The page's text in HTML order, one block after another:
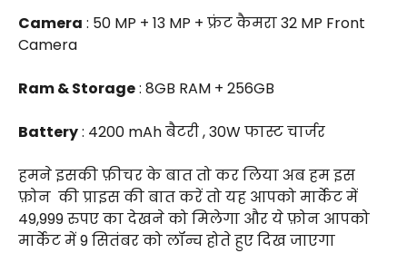
Camera : 50 MP + 13 MP + फ्रंट कैमरा 32 MP Front
Camera
Ram & Storage: 8GB RAM + 256GB
Battery: 4200 mAh बैटरी , 30W फास्ट चार्जर
हमने इसकी फ़ीचर के बात तो कर लिया अब हम इस
फ़ोन की प्राइस की बात करें तो यह आपको मार्केट में
₹49,999 रुपए का देखने को मिलेगा और ये फ़ोन आपको
मार्केट में 9 सितंबर को लॉन्च होते हुए दिख जाएगा